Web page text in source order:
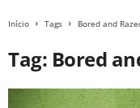
Início Tags Bored and
Tag: Bored